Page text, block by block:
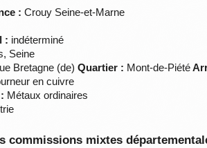
: Crouy Seine-et-Marne
: indéterminé
Seine
Bretagne (de)Quartier : Mont-de-Piété
en cuivre
Métaux ordinaires
commissions mixtes